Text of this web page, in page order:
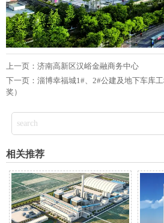
上一页： 济南高新区汉峪金融商务中心
下一页： 淄博幸福城1#、2#公建及地下车库
奖）
相关推荐